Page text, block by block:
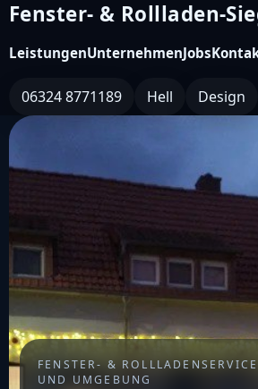
Fenster- & Rollladen-
LeistungenUnternehmenJobs
06324 8771189 Hell Design
FENSTER- & ROLLLADENSERVICE
ND UMGEBUNG